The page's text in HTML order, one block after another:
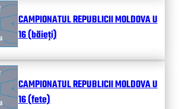
CAMPIONATUL REPUBLICII MOLDOVA U
16 (băieți)
CAMPIONATUL REPUBLICII MOLDOVA U
16 (fete)